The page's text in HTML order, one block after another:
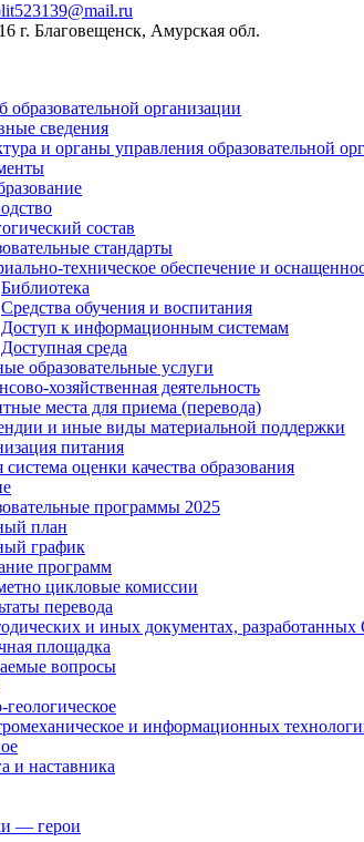
г. Благовещенск, Амурская обл.
образовательной организации
сведения
и органы управления образовательной
состав
стандарты
техническое обеспечение и
Библиотека
Средства обучения и воспитания
Доступ к информационным системам
Доступная среда
образовательные услуги
хозяйственная деятельность
места для приема (перевода)
и иные виды материальной поддержки
питания
оценки качества образования
программы 2025
план
график
программ
цикловые комиссии
перевода
и иных документах, разработанных
площадка
вопросы
геологическое
и информационных
и наставника
— герои